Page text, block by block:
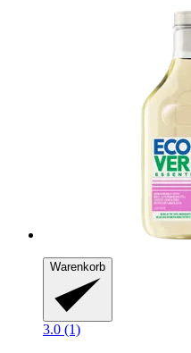
Warenkorb
3.0 (1)